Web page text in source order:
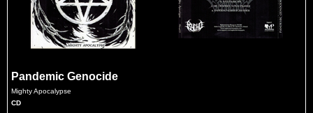
Pandemic Genocide
Mighty Apocalypse
CD